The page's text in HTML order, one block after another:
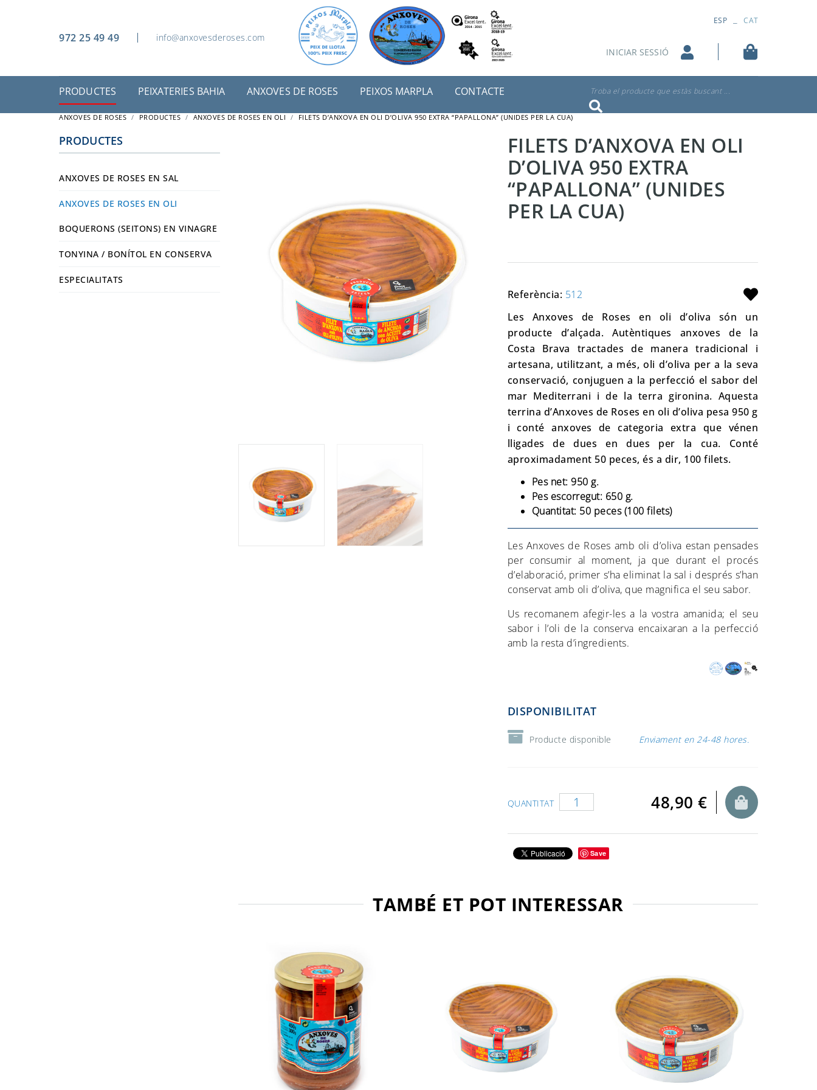
972 25 49 49 info@anxovesderoses.com
ESP CAT
INICIAR SESSIÓ
PRODUCTES
BOQUERONS (SEITONS) EN
TONYINA / BONÍTOL EN
CONSERVA
ESPECIALITATS
PEIXATERIES BAHIA ANXOVES DE ROSES PEIXOS MARPLA CONTACTE Troba el producte que estàs buscant ...
ANXOVES DE ROSES PRODUCTES ANXOVES DE ROSES EN OLI FILETS D’ANXOVA EN OLI D’OLIVA 950 EXTRA “PAPALLONA” (UNIDES PER LA CUA)
FILETS D’ANXOVA EN OLI
D’OLIVA 950 EXTRA
“PAPALLONA” (UNIDES
PER LA CUA)
Referència: 512
Les Anxoves de Roses en oli d’oliva són un
producte d’alçada. Autèntiques anxoves de la
Costa Brava tractades de manera tradicional i
artesana, utilitzant, a més, oli d’oliva per a la seva
conservació, conjuguen a la perfecció el sabor del
mar Mediterrani i de la terra gironina. Aquesta
terrina d’Anxoves de Roses en oli d’oliva pesa 950 g
i conté anxoves de categoria extra que vénen
lligades de dues en dues per la cua. Conté
aproximadament 50 peces, és a dir, 100 filets.
Pes net: 950 g.
Pes escorregut: 650 g.
Quantitat: 50 peces (100 filets)
Les Anxoves de Roses amb oli d’oliva estan pensades
per consumir al moment, ja que durant el procés
d’elaboració, primer s’ha eliminat la sal i després s’han
conservat amb oli d’oliva, que magnifica el seu sabor.
Us recomanem afegir-les a la vostra amanida; el seu
sabor i l’oli de la conserva encaixaran a la perfecció
amb la resta d’ingredients.
DISPONIBILITAT
Producte disponible Enviament en 24-48 hores.
QUANTITAT 48,90 €
Save
TAMBÉ ET POT INTERESSAR
PRODUCTES
ANXOVES DE ROSES EN SAL
ANXOVES DE ROSES EN OLI
BOQUERONS (SEITONS) EN VINAGRE
TONYINA / BONÍTOL EN CONSERVA
ESPECIALITATS